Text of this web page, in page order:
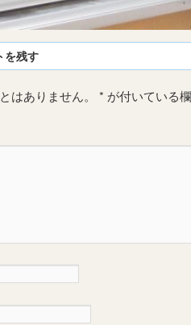
を残す
はありません。 * が付いている